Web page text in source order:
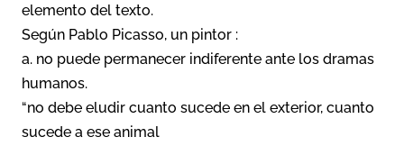
elemento del texto.
Según Pablo Picasso, un pintor :
a. no puede permanecer indiferente ante los dramas
humanos.
“no debe eludir cuanto sucede en el exterior, cuanto
sucede a ese animal